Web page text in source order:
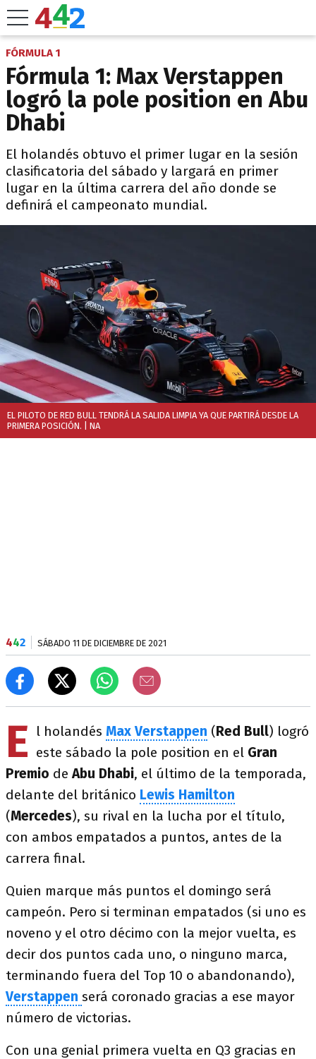
FÓRMULA 1
Fórmula 1: Max Verstappen
logró la pole position en Abu
Dhabi
El holandés obtuvo el primer lugar en la sesión
clasificatoria del sábado y largará en primer
lugar en la última carrera del año donde se
definirá el campeonato mundial.
EL PILOTO DE RED BULL TENDRÁ LA SALIDA LIMPIA YA QUE PARTIRÁ DESDE LA
PRIMERA POSICIÓN. | NA
442 SÁBADO 11 DE DICIEMBRE DE 2021
E l holandés Max Verstappen (Red Bull) logró
este sábado la pole position en el Gran
Premio deAbu Dhabi, el último de la temporada,
delante del británico Lewis Hamilton
(Mercedes), su rival en la lucha por el título,
con ambos empatados a puntos, antes de la
carrera final.
Quien marque más puntos el domingo será
campeón. Pero si terminan empatados (si uno es
noveno y el otro décimo con la mejor vuelta, es
decir dos puntos cada uno, o ninguno marca,
terminando fuera del Top 10 o abandonando),
Verstappen será coronado gracias a ese mayor
número de victorias.
Con una genial primera vuelta en Q3 gracias en